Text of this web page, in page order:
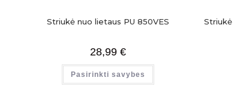
Striukė nuo lietaus PU 850VES
28,99 €
Pasirinkti savybes
Striukė